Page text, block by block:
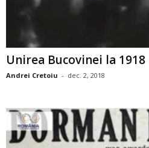
Unirea Bucovinei la 1918
Andrei Cretoiu - dec. 2, 2018